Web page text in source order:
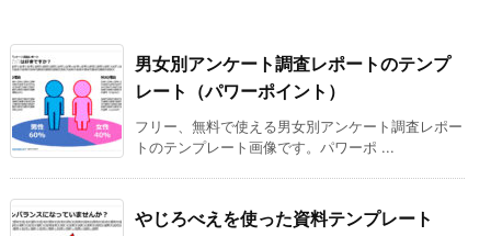
男女別アンケート調査レポートのテンプ
レート（パワーポイント）
フリー、無料で使える男女別アンケート調査レポー
トのテンプレート画像です。パワーポ ...
やじろべえを使った資料テンプレート